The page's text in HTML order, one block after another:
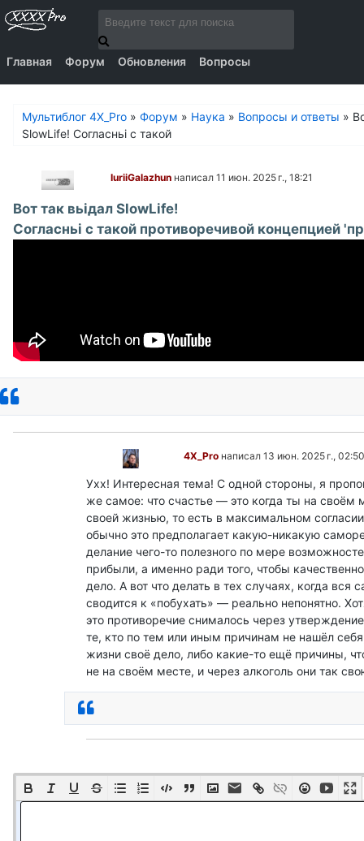
Главная Форум Обновления Вопросы
Мультиблог 4X_Pro » Форум » Наука » Вопросы и ответы »
SlowLife! Согласньі с такой
IuriiGalazhun написал 11 июн. 2025 г., 18:21
Вот так вьідал SlowLife!
Согласньі с такой противоречивой концепцией
4X_Pro написал 13 июн. 2025 г., 02:50
Ухх! Интересная тема! С одной стороны, я
же самое: что счастье — это когда ты на своём
своей жизнью, то есть в максимальном
обычно это предполагает какую-никакую
делание чего-то полезного по мере
прибыли, а именно ради того, чтобы
дело. А вот что делать в тех случаях, когда вся
сводится к «побухать» — реально непонятно.
это противоречие снималось через
те, кто по тем или иным причинам не нашёл
жизни своё дело, либо какие-то ещё причины,
не на своём месте, и через алкоголь они так